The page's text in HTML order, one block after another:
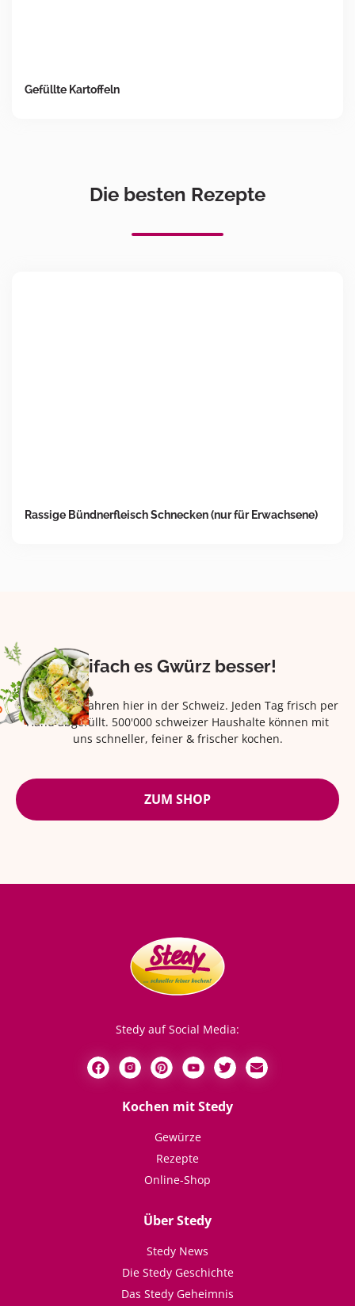
Gefüllte Kartoffeln
Die besten Rezepte
Rassige Bündnerfleisch Schnecken (nur für Erwachsene)
Eifach es Gwürz besser!
Seit über 42 Jahren hier in der Schweiz. Jeden Tag frisch per
Hand abgefüllt. 500'000 schweizer Haushalte können mit
uns schneller, feiner & frischer kochen.
ZUM SHOP
Stedy auf Social Media:
Kochen mit Stedy
Gewürze
Rezepte
Online-Shop
Über Stedy
Stedy News
Die Stedy Geschichte
Das Stedy Geheimnis